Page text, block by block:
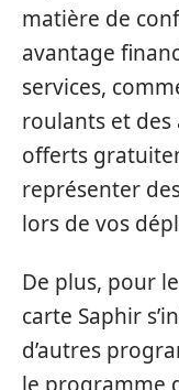
matière de
avantage
services,
roulants et des
offerts
représenter
lors de vos
De plus, pour
carte Saphir
d’autres